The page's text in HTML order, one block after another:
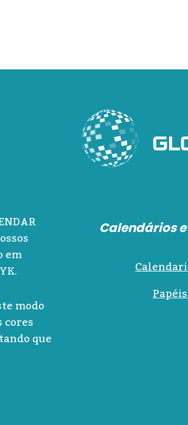
em
modo
cores
que
Calendários